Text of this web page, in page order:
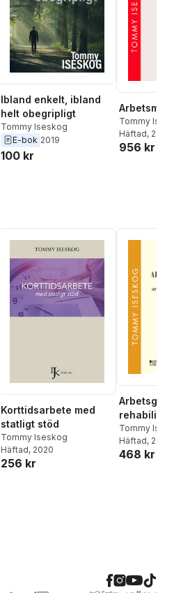
Ibland enkelt, ibland
helt obegripligt
Tommy Iseskog
E-bok 2019
100 kr
Tommy Iseskog
Häftad, 2025
956 kr
Korttidsarbete med
statligt stöd
Tommy Iseskog
Häftad, 2020
256 kr
svar
Tommy Iseskog
Häftad, 2026
468 kr